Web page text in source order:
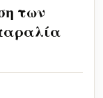
των